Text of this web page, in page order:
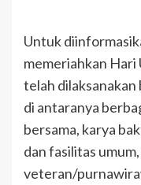
Untuk
memeriahkan Hari
telah
di antaranya
bersama, karya
dan fasilitas
veteran/